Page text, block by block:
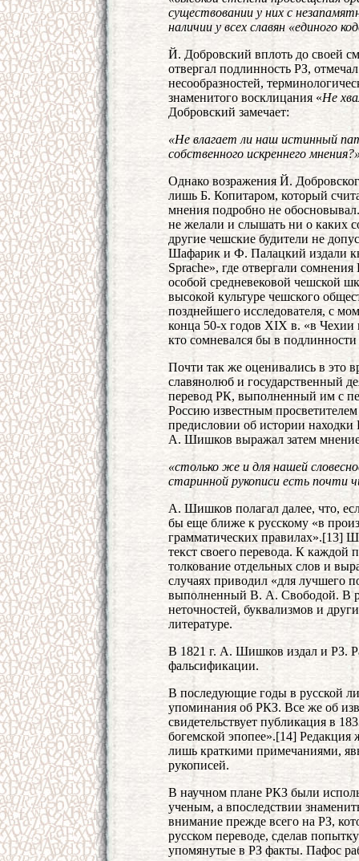
существовании у них с
наличии у всех славян «единого
Й. Добровский вплоть до своей
отвергал подлинность РЗ,
несообразностей,
знаменитого восклицания «Не
Добровский замечает:
«Не влагает ли наш истинный
собственного искреннего
Однако возражения Й.
лишь Б. Копитаром, который
мнения подробно не
не желали и слышать ни о
другие чешские будители не
Шафарик и Ф. Палацкий издали
Sprache», где отвергали
особой средневековой чешской
высокой культуре чешского
позднейшего исследователя, с
конца 50-х годов XIX в. «в
кто сомневался бы в
Почти так же оценивались в это
славянолюб и государственный
перевод РК, выполненный им с
Россию известным
предисловии об истории
А. Шишков выражал затем
«столько же и для нашей
старинной рукописи есть почти
А. Шишков полагал далее, что,
бы еще ближе к русскому «в
грамматических правилах».[13]
текст своего перевода. К каждой
толкование отдельных слов и
случаях приводил «для лучшего
выполненный В. А. Свободой. В
неточностей, буквализмов и
литературе.
В 1821 г. А. Шишков издал и РЗ.
фальсификации.
В последующие годы в русской
упоминания об РКЗ. Все же об
свидетельствует публикация в
богемской эпопее».[14] Редакция
лишь краткими примечаниями,
рукописей.
В научном плане РКЗ были
ученым, а впоследствии
внимание прежде всего на РЗ,
русском переводе, сделав
упомянутые в РЗ факты. Пафос